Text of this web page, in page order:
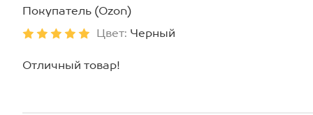
Покупатель (Ozon)
Цвет: Черный
Отличный товар!